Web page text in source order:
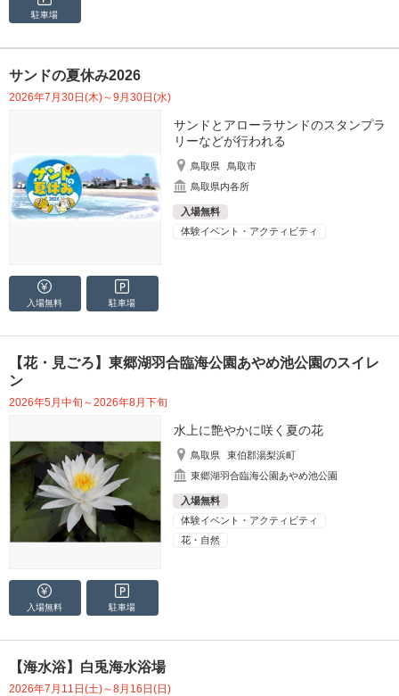
駐車場
サンドの夏休み2026
2026年7月30日(木)～9月30日(水)
サンドとアローラサンドのスタンプラ
リーなどが行われる
鳥取県
鳥取市
鳥取県内各所
入場無料
体験イベント・アクティビティ
入場無料 駐車場
【花・見ごろ】東郷湖羽合臨海公園あやめ池公園のスイレ
ン
2026年5月中旬～2026年8月下旬
水上に艶やかに咲く夏の花
鳥取県
東伯郡湯梨浜町
東郷湖羽合臨海公園あやめ池公園
入場無料
体験イベント・アクティビティ
花・自然
入場無料 駐車場
【海水浴】白兎海水浴場
2026年7月11日(土)～8月16日(日)